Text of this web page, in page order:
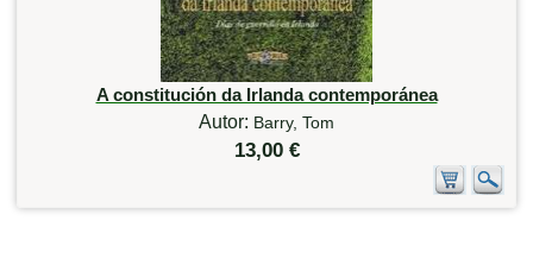
A constitución da Irlanda contemporánea
Autor: Barry, Tom
13,00 €